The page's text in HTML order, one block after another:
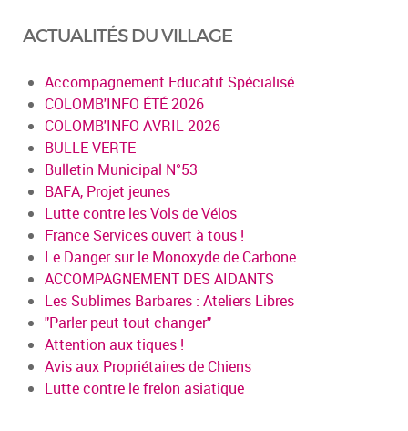
ACTUALITÉS DU VILLAGE
Accompagnement Educatif Spécialisé
COLOMB'INFO ÉTÉ 2026
COLOMB'INFO AVRIL 2026
BULLE VERTE
Bulletin Municipal N°53
BAFA, Projet jeunes
Lutte contre les Vols de Vélos
France Services ouvert à tous !
Le Danger sur le Monoxyde de Carbone
ACCOMPAGNEMENT DES AIDANTS
Les Sublimes Barbares : Ateliers Libres
"Parler peut tout changer"
Attention aux tiques !
Avis aux Propriétaires de Chiens
Lutte contre le frelon asiatique